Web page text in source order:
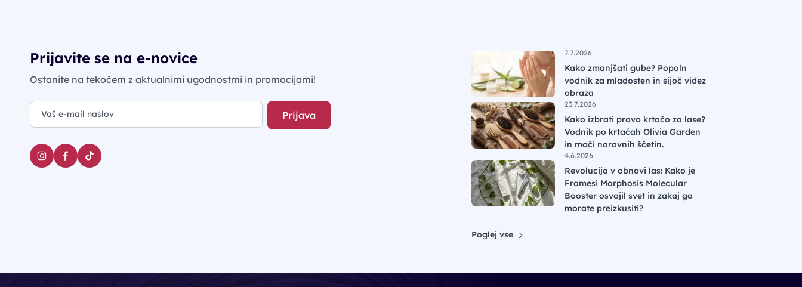
Prijavite se na e-novice
Ostanite na tekočem z aktualnimi ugodnostmi in promocijami!
Prijava
7.7.2026
Kako zmanjšati gube? Popoln
vodnik za mladosten in sijoč videz
obraza
23.7.2026
Kako izbrati pravo krtačo za lase?
Vodnik po krtačah Olivia Garden
in moči naravnih ščetin.
4.6.2026
Revolucija v obnovi las: Kako je
Framesi Morphosis Molecular
Booster osvojil svet in zakaj ga
morate preizkusiti?
Poglej vse